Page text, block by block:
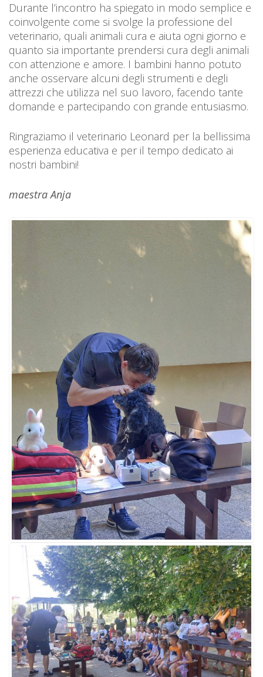
Durante l’incontro ha spiegato in modo semplice e
coinvolgente come si svolge la professione del
veterinario, quali animali cura e aiuta ogni giorno e
quanto sia importante prendersi cura degli animali
con attenzione e amore. I bambini hanno potuto
anche osservare alcuni degli strumenti e degli
attrezzi che utilizza nel suo lavoro, facendo tante
domande e partecipando con grande entusiasmo.
Ringraziamo il veterinario Leonard per la bellissima
esperienza educativa e per il tempo dedicato ai
nostri bambini!
maestra Anja